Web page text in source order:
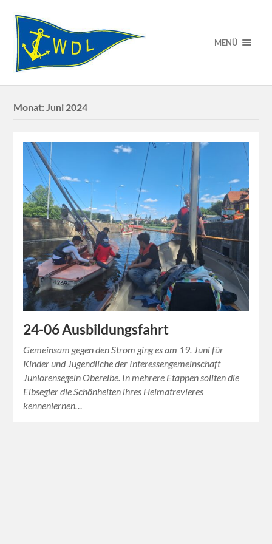
MENÜ
Monat:Juni 2024
24-06 Ausbildungsfahrt
Gemeinsam gegen den Strom ging es am 19. Juni für
Kinder und Jugendliche der Interessengemeinschaft
Juniorensegeln Oberelbe. In mehrere Etappen sollten die
Elbsegler die Schönheiten ihres Heimatrevieres
kennenlernen…